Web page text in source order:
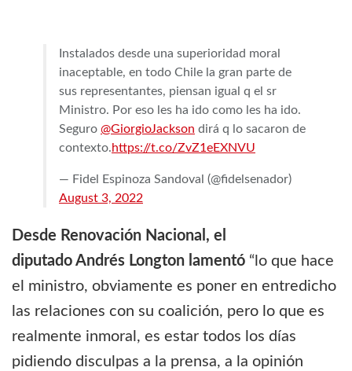
Instalados desde una superioridad moral
inaceptable, en todo Chile la gran parte de
sus representantes, piensan igual q el sr
Ministro. Por eso les ha ido como les ha ido.
Seguro @GiorgioJackson dirá q lo sacaron de
contexto.https://t.co/ZvZ1eEXNVU
— Fidel Espinoza Sandoval (@fidelsenador)
August 3, 2022
Desde Renovación Nacional, el
diputado Andrés Longton lamentó “lo que hace
el ministro, obviamente es poner en entredicho
las relaciones con su coalición, pero lo que es
realmente inmoral, es estar todos los días
pidiendo disculpas a la prensa, a la opinión